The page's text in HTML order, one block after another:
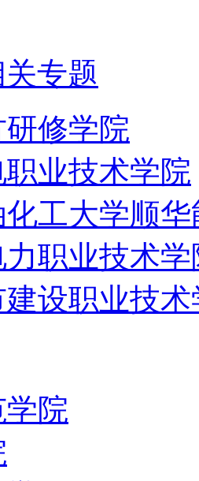
专题
修学院
业技术学院
工大学顺
职业技术学
设职业技术
院